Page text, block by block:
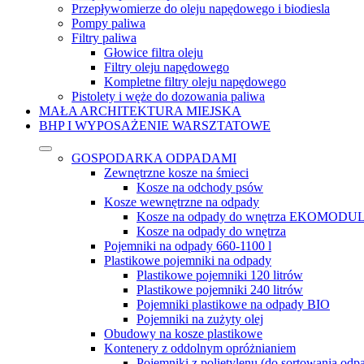
Przepływomierze do oleju napędowego i biodiesla
Pompy paliwa
Filtry paliwa
Głowice filtra oleju
Filtry oleju napędowego
Kompletne filtry oleju napędowego
Pistolety i węże do dozowania paliwa
MAŁA ARCHITEKTURA MIEJSKA
BHP I WYPOSAŻENIE WARSZTATOWE
GOSPODARKA ODPADAMI
Zewnętrzne kosze na śmieci
Kosze na odchody psów
Kosze wewnętrzne na odpady
Kosze na odpady do wnętrza EKOMODUL
Kosze na odpady do wnętrza
Pojemniki na odpady 660-1100 l
Plastikowe pojemniki na odpady
Plastikowe pojemniki 120 litrów
Plastikowe pojemniki 240 litrów
Pojemniki plastikowe na odpady BIO
Pojemniki na zużyty olej
Obudowy na kosze plastikowe
Kontenery z oddolnym opróżnianiem